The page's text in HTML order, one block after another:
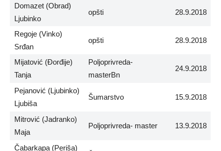
Domazet (Obrad)
Ljubinko
opšti 28.9.2018
Regoje (Vinko)
Srđan
opšti 28.9.2018
Mijatović (Đorđije)
Tanja
Poljoprivreda-
masterBn
24.9.2018
Pejanović (Ljubinko)
Ljubiša
Šumarstvo 15.9.2018
Mitrović (Jadranko)
Maja
Poljoprivreda- master 13.9.2018
Čabarkapa (Periša)